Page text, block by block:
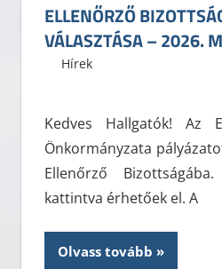
ELLENŐRZŐ
VÁLASZTÁSA – 2026.
2026. május 4.
ELTE ÁJK HÖK
Hírek
Kedves Hallgatók! Az
Önkormányzata
Ellenőrző
kattintva érhetőek el. A
Olvass tovább